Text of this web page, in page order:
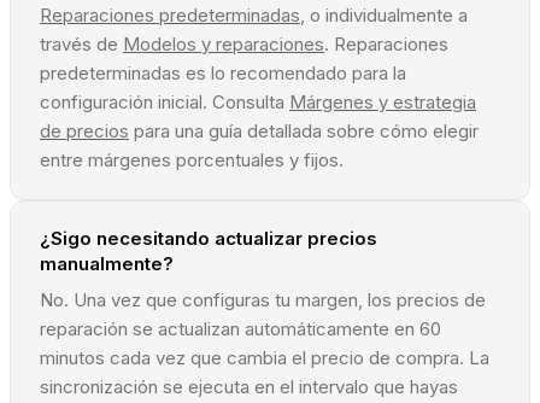
Reparaciones predeterminadas, o individualmente a
través de Modelos y reparaciones. Reparaciones
predeterminadas es lo recomendado para la
configuración inicial. Consulta Márgenes y estrategia
de precios para una guía detallada sobre cómo elegir
entre márgenes porcentuales y fijos.
¿Sigo necesitando actualizar precios
manualmente?
No. Una vez que configuras tu margen, los precios de
reparación se actualizan automáticamente en 60
minutos cada vez que cambia el precio de compra. La
sincronización se ejecuta en el intervalo que hayas